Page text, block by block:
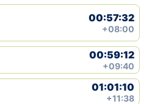
OTSI
00:57:32
+08:00
00:59:12
+09:40
01:01:10
+11:38